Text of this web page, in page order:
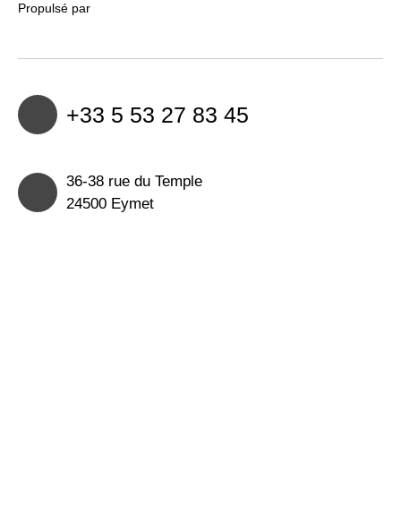
Propulsé par
+33 5 53 27 83 45
36-38 rue du Temple
24500 Eymet